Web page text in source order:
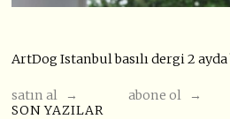
ArtDog Istanbul basılı dergi 2
satın al →
abone ol →
SON YAZILAR